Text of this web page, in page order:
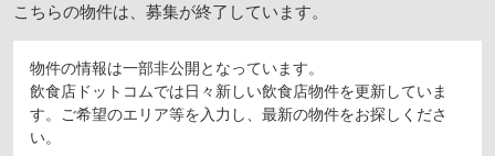
こちらの物件は、募集が終了しています。
物件の情報は一部非公開となっています。
飲食店ドットコムでは日々新しい飲食店物件を更新していま
す。ご希望のエリア等を入力し、最新の物件をお探しくださ
い。